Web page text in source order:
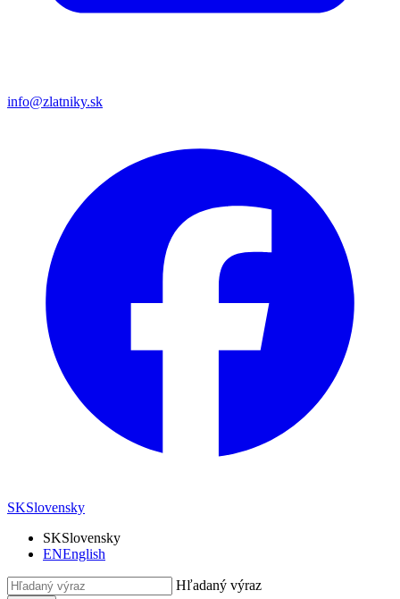
info@zlatniky.sk
SKSlovensky
SKSlovensky
ENEnglish
Hľadaný výraz